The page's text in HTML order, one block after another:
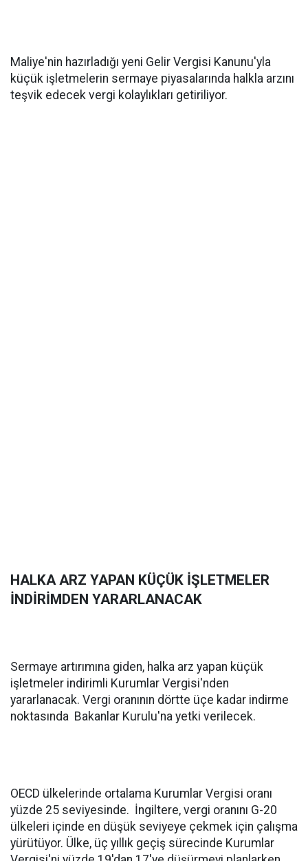
Maliye'nin hazırladığı yeni Gelir Vergisi Kanunu'yla
küçük işletmelerin sermaye piyasalarında halkla arzını
teşvik edecek vergi kolaylıkları getiriliyor.
HALKA ARZ YAPAN KÜÇÜK İŞLETMELER
İNDİRİMDEN YARARLANACAK
Sermaye artırımına giden, halka arz yapan küçük
işletmeler indirimli Kurumlar Vergisi'nden
yararlanacak. Vergi oranının dörtte üçe kadar indirme
noktasında Bakanlar Kurulu'na yetki verilecek.
OECD ülkelerinde ortalama Kurumlar Vergisi oranı
yüzde 25 seviyesinde. İngiltere, vergi oranını G-20
ülkeleri içinde en düşük seviyeye çekmek için çalışma
yürütüyor. Ülke, üç yıllık geçiş sürecinde Kurumlar